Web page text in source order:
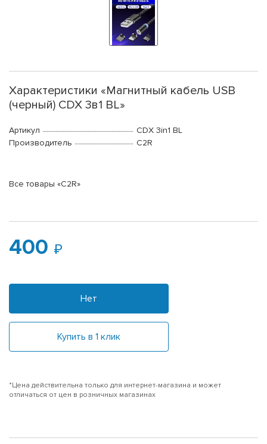
Характеристики «Магнитный кабель USB
(черный) CDX 3в1 BL»
Артикул
CDX 3in1 BL
Производитель
C2R
Все товары «C2R»
400
Нет
Купить в 1 клик
*Цена действительна только для интернет-магазина и может
отличаться от цен в розничных магазинах